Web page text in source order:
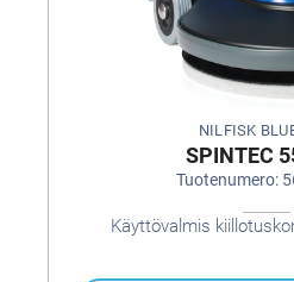
NILFISK
SPINTEC
Tuotenumero:
Käyttövalmis